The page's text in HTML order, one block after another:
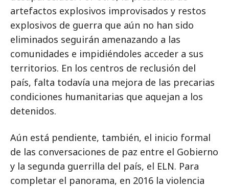
artefactos explosivos improvisados y restos
explosivos de guerra que aún no han sido
eliminados seguirán amenazando a las
comunidades e impidiéndoles acceder a sus
territorios. En los centros de reclusión del
país, falta todavía una mejora de las precarias
condiciones humanitarias que aquejan a los
detenidos.
Aún está pendiente, también, el inicio formal
de las conversaciones de paz entre el Gobierno
y la segunda guerrilla del país, el ELN. Para
completar el panorama, en 2016 la violencia